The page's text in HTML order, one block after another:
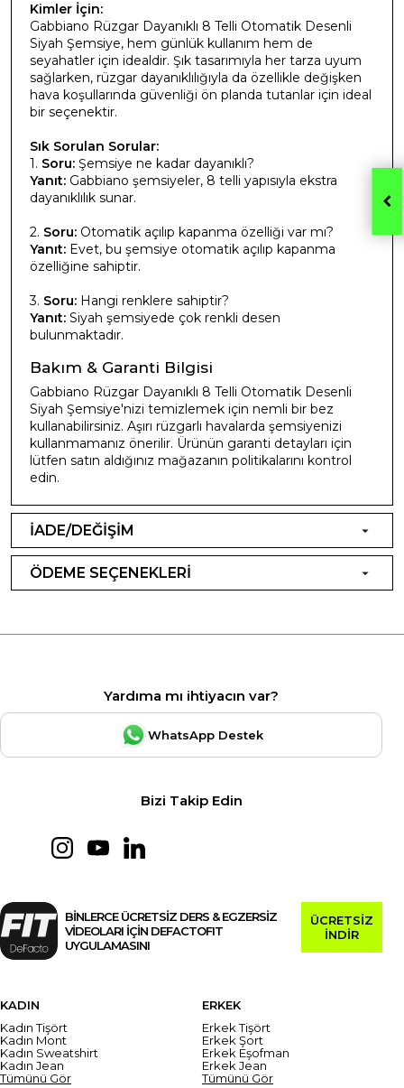
Kimler İçin:
Gabbiano Rüzgar Dayanıklı 8 Telli Otomatik Desenli
Siyah Şemsiye, hem günlük kullanım hem de
seyahatler için idealdir. Şık tasarımıyla her tarza uyum
sağlarken, rüzgar dayanıklılığıyla da özellikle değişken
hava koşullarında güvenliği ön planda tutanlar için ideal
bir seçenektir.
Sık Sorulan Sorular:
1. Soru: Şemsiye ne kadar dayanıklı?
Yanıt: Gabbiano şemsiyeler, 8 telli yapısıyla ekstra
dayanıklılık sunar.
2. Soru: Otomatik açılıp kapanma özelliği var mı?
Yanıt: Evet, bu şemsiye otomatik açılıp kapanma
özelliğine sahiptir.
3. Soru: Hangi renklere sahiptir?
Yanıt: Siyah şemsiyede çok renkli desen
bulunmaktadır.
Bakım & Garanti Bilgisi
Gabbiano Rüzgar Dayanıklı 8 Telli Otomatik Desenli
Siyah Şemsiye'nizi temizlemek için nemli bir bez
kullanabilirsiniz. Aşırı rüzgarlı havalarda şemsiyenizi
kullanmamanız önerilir. Ürünün garanti detayları için
lütfen satın aldığınız mağazanın politikalarını kontrol
edin.
İADE/DEĞİŞİM
ÖDEME SEÇENEKLERİ
Yardıma mı ihtiyacın var?
WhatsApp Destek
Bizi Takip Edin
BİNLERCE ÜCRETSİZ DERS & EGZERSİZ
VİDEOLARI İÇİN DEFACTOFIT
UYGULAMASINI
ÜCRETSİZ
İNDİR
KADIN
Kadın Tişört
Kadın Mont
Kadın Sweatshirt
Kadın Jean
Tümünü Gör
ERKEK
Erkek Tişört
Erkek Şort
Erkek Eşofman
Erkek Jean
Tümünü Gör